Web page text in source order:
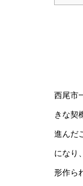
西尾市
きな契
進んだ
になり
形作ら